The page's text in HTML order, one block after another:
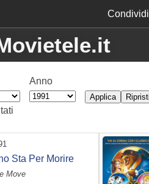
Condividi
Anno
Sta Per Morire
Move